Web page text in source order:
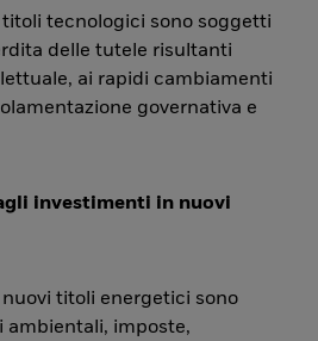
tecnologici sono soggetti
delle tutele risultanti
ai rapidi cambiamenti
governativa e
investimenti in nuovi
titoli energetici sono
ambientali, imposte,